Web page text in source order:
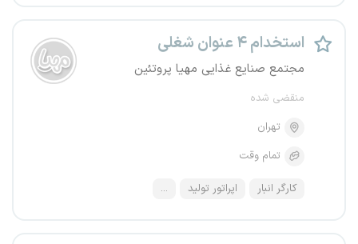
استخدام ۴ عنوان شغلی
مجتمع صنایع غذایی مهیا پروتئین
منقضی شده
تهران
تمام وقت
کارگر انبار اپراتور تولید ...